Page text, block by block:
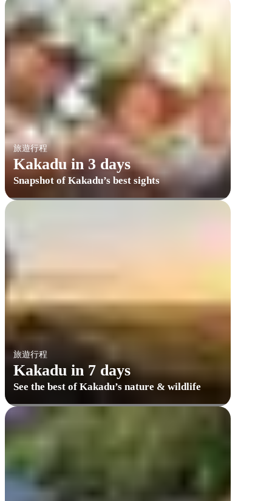
旅遊行程
Kakadu in 3 days
Snapshot of Kakadu’s best sights
旅遊行程
Kakadu in 7 days
See the best of Kakadu’s nature & wildlife